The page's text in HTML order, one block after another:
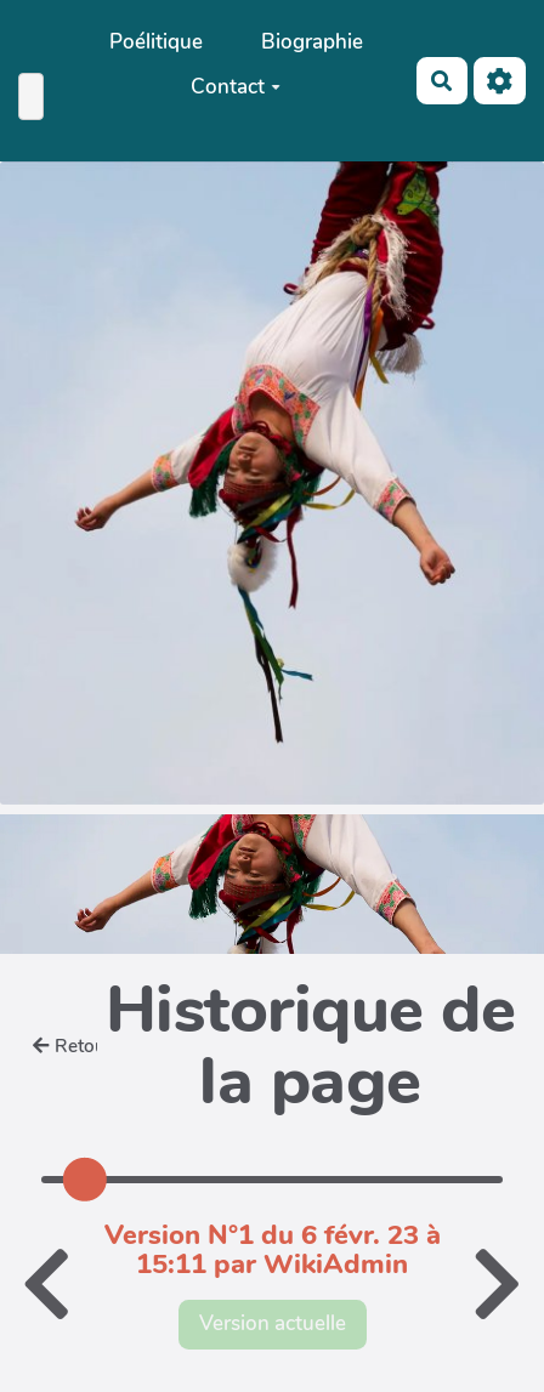
Aller au contenu principal
Poélitique
Biographie
Contact
Retour Historique de
la page
Version N°1 du 6 févr. 23 à
15:11 par WikiAdmin
Version actuelle